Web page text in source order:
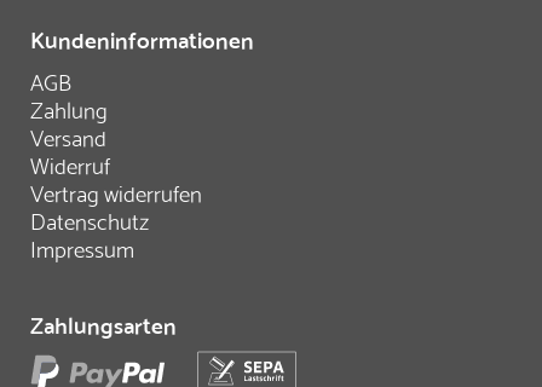
Kundeninformationen
AGB
Zahlung
Versand
Widerruf
Vertrag widerrufen
Datenschutz
Impressum
Zahlungsarten